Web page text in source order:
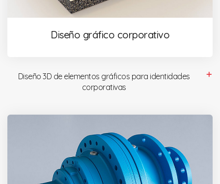
Diseño gráfico corporativo
Diseño 3D de elementos gráficos para identidades
corporativas